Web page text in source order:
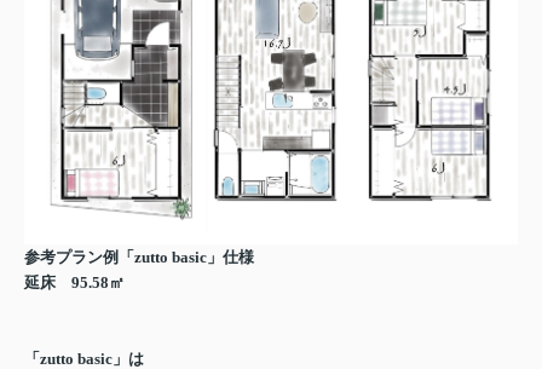
参考プラン例「zutto basic」仕様
延床 95.58㎡
「zutto basic」は